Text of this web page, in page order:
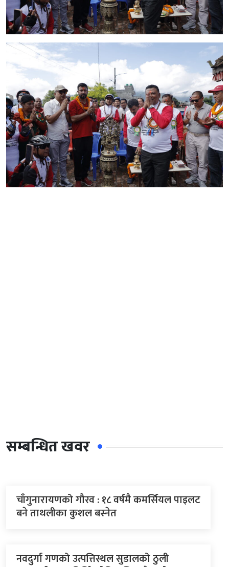
सम्बन्धित खवर
चाँगुनारायणको गौरव : १८ वर्षमै कमर्सियल पाइलट
बने ताथलीका कुशल बस्नेत
नवदुर्गा गणको उत्पत्तिस्थल सुडालको ठुली